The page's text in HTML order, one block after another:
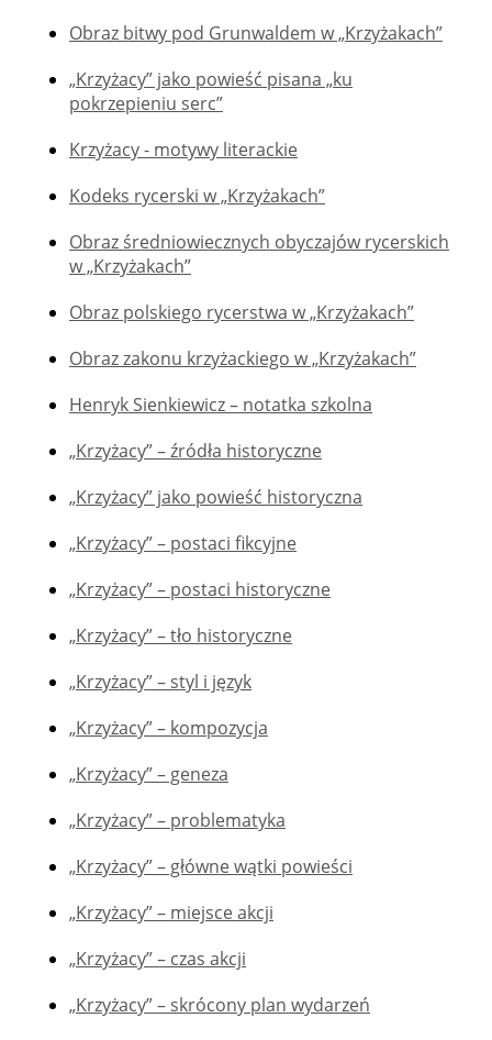
Obraz bitwy pod Grunwaldem w „Krzyżakach”
„Krzyżacy” jako powieść pisana „ku
pokrzepieniu serc”
Krzyżacy - motywy literackie
Kodeks rycerski w „Krzyżakach”
Obraz średniowiecznych obyczajów rycerskich
w „Krzyżakach”
Obraz polskiego rycerstwa w „Krzyżakach”
Obraz zakonu krzyżackiego w „Krzyżakach”
Henryk Sienkiewicz – notatka szkolna
„Krzyżacy” – źródła historyczne
„Krzyżacy” jako powieść historyczna
„Krzyżacy” – postaci fikcyjne
„Krzyżacy” – postaci historyczne
„Krzyżacy” – tło historyczne
„Krzyżacy” – styl i język
„Krzyżacy” – kompozycja
„Krzyżacy” – geneza
„Krzyżacy” – problematyka
„Krzyżacy” – główne wątki powieści
„Krzyżacy” – miejsce akcji
„Krzyżacy” – czas akcji
„Krzyżacy” – skrócony plan wydarzeń